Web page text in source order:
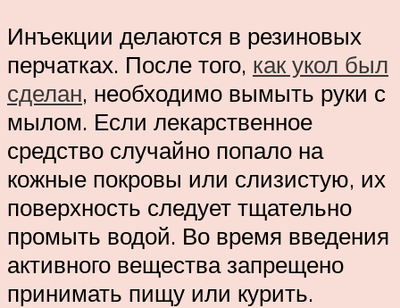
Инъекции делаются в резиновых
перчатках. После того, как укол был
сделан, необходимо вымыть руки с
мылом. Если лекарственное
средство случайно попало на
кожные покровы или слизистую, их
поверхность следует тщательно
промыть водой. Во время введения
активного вещества запрещено
принимать пищу или курить.